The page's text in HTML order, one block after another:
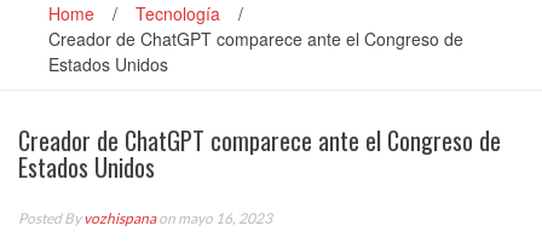
Home / Tecnología
/
Creador de ChatGPT comparece ante el Congreso de
Estados Unidos
Creador de ChatGPT comparece ante el Congreso de
Estados Unidos
Posted Byvozhispanaon mayo 16, 2023